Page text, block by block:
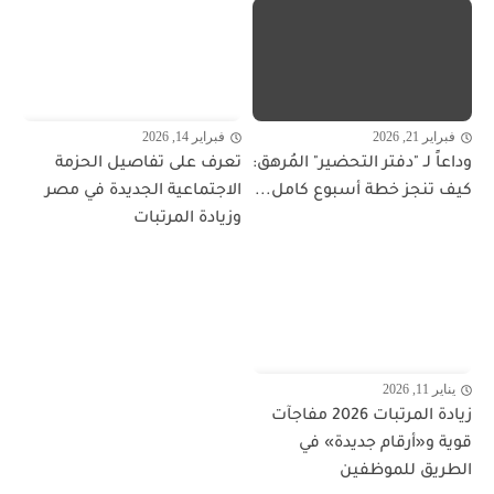
فبراير 21, 2026
وداعاً لـ "دفتر التحضير" المُرهق:
كيف تنجز خطة أسبوع كامل...
فبراير 14, 2026
تعرف على تفاصيل الحزمة
الاجتماعية الجديدة في مصر
وزيادة المرتبات
يناير 11, 2026
زيادة المرتبات 2026 مفاجآت
قوية و«أرقام جديدة» في
الطريق للموظفين